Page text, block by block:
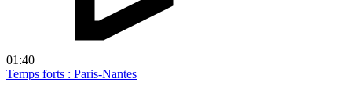
01:40
Temps forts : Paris-Nantes